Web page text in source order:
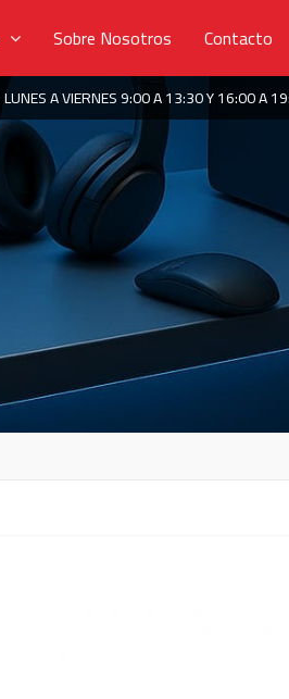
Sobre Nosotros Contacto
LUNES A VIERNES 9:00 A 13:30 Y 16:00 A